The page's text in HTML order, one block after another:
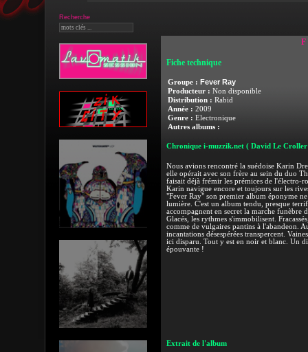
Recherche
Fiche technique
Groupe : Fever Ray
Producteur : Non disponible
Distribution : Rabid
Année : 2009
Genre : Electronique
Autres albums :
Chronique i-muzzik.net ( David Le Croller
Nous avions rencontré la suédoise Karin
elle opérait avec son frère au sein du duo
faisait déjà frémir les prémices de l'électro-
Karin navigue encore et toujours sur les
"Fever Ray" son premier album éponyme
lumière. C'est un album tendu, presque
accompagnent en secret la marche funèbre
Glacés, les rythmes s'immobilisent.
comme de vulgaires pantins à l'abandeon.
incantations désespérées transpercent.
ici disparu. Tout y est en noir et blanc. Un
épouvante !
Extrait de l'album